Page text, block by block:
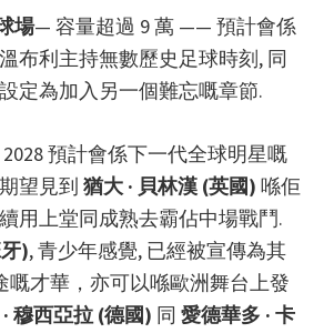
場— 容量超過 9 萬 —— 預計會係
布利主持無數歷史足球時刻, 同
定為加入另一個難忘嘅章節.
預計會係下一代全球明星嘅
望見到 猶大 · 貝林漢 (英國) 喺佢
用上堂同成熟去霸佔中場戰鬥.
), 青少年感覺, 已經被宣傳為其
嘅才華，亦可以喺歐洲舞台上發
穆西亞拉 (德國) 同 愛德華多 · 卡